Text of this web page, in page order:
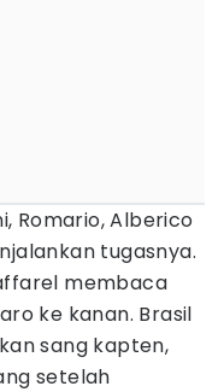
Romario, Alberico
tugasnya.
membaca
ke kanan. Brasil
sang kapten,
setelah